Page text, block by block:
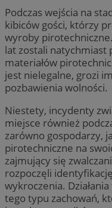
Podczas wejścia na
kibiców gości, którzy
wyroby
lat zostali natychmiast
materiałów
jest nielegalne, grozi
pozbawienia wolności.
Niestety, incydenty
miejsce również
zarówno gospodarzy,
pirotechniczne na
zajmujący się
rozpoczęli
wykroczenia.
tego typu zachowań,